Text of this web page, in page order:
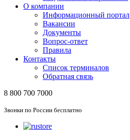
О компании
Информационный портал
Вакансии
Документы
Вопрос-ответ
Правила
Контакты
Список терминалов
Обратная связь
8 800 700 7000
Звонки по России бесплатно